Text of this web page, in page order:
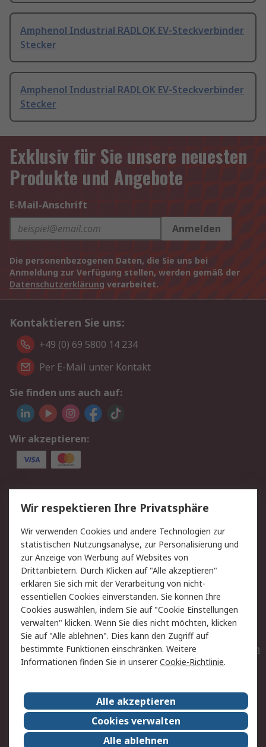
Amphenol Industrial RADLOK EV-Steckverbinder
Stecker
Amphenol Industrial RADLOK EV-Steckverbinder
Stecker
Exklusiv für Sie unsere neuesten
Produkte und Angebote
E-Mail-Anschrift
Anmelden
Die personenbezogenen Daten, die Sie uns bei
Anmeldung zur Verfügung stellen, werden gemäß der
Datenschutzerklärung verarbeitet.
Kontaktieren Sie uns:
+49 (0) 69 5800 14 234
Per E-Mail unter Kontakt
Sie finden uns auch auf:
Wir akzeptieren:
Service
Value Added Services
Lieferlösungen
Rücksendungen
Kontakt
Hilfe
Privatkunden
Rechtliches
AGB
Datenschutz
Cookie-Richtlinie
Zahlungsbedingungen
Copyright/Impressum
Entsorgung
Elektrogeräte/Batterien
RS weltweit
Karriere bei RS
Nachhaltigkeit
Qualität/Umwelt/ZertifikatePresse-Center
Wir respektieren Ihre Privatsphäre
Wir verwenden Cookies und andere Technologien zur
statistischen Nutzungsanalyse, zur Personalisierung und
zur Anzeige von Werbung auf Websites von
Drittanbietern. Durch Klicken auf "Alle akzeptieren"
erklären Sie sich mit der Verarbeitung von nicht-
essentiellen Cookies einverstanden. Sie können Ihre
Cookies auswählen, indem Sie auf "Cookie Einstellungen
verwalten" klicken. Wenn Sie dies nicht möchten, klicken
Sie auf "Alle ablehnen". Dies kann den Zugriff auf
bestimmte Funktionen einschränken. Weitere
Informationen finden Sie in unsererCookie-Richtlinie.
Alle akzeptieren
Cookies verwalten
Alle ablehnen